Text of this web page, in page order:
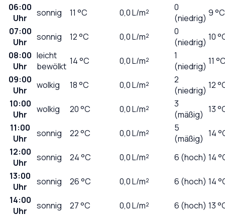
06:00
Uhr
sonnig 11 °C 0,0L/m²
0
(niedrig) 9 °C
07:00
Uhr
sonnig 12°C 0,0L/m²
0
(niedrig) 10
08:00
Uhr
leicht
bewölkt 14°C 0,0L/m²
1
(niedrig) 11
09:00
Uhr
wolkig 18°C 0,0L/m²
2
(niedrig) 12
10:00
Uhr
wolkig 20°C 0,0L/m²
3
(mäßig) 13
11:00
Uhr
sonnig 22°C 0,0L/m²
5
(mäßig) 14
12:00
Uhr
sonnig 24°C 0,0L/m² 6 (hoch) 14
13:00
Uhr
sonnig 26°C 0,0L/m² 6 (hoch) 14
14:00
Uhr
sonnig 27°C 0,0L/m² 6 (hoch) 13